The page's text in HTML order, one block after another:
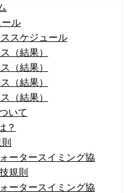
ル
スケジュール
（結果）
（結果）
（結果）
（結果）
いて
？
ータースイミング協
規則
ータースイミング協